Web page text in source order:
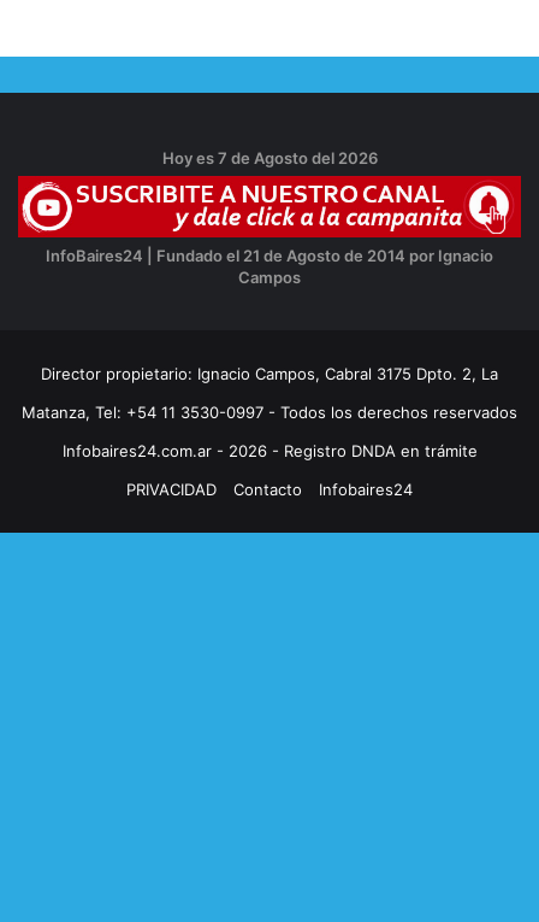
Hoy es 7 de Agosto del 2026
InfoBaires24 | Fundado el 21 de Agosto de 2014 por Ignacio
Campos
Director propietario: Ignacio Campos, Cabral 3175 Dpto. 2, La
Matanza, Tel: +54 11 3530-0997 - Todos los derechos reservados
Infobaires24.com.ar - 2026 - Registro DNDA en trámite
PRIVACIDAD
Contacto Infobaires24